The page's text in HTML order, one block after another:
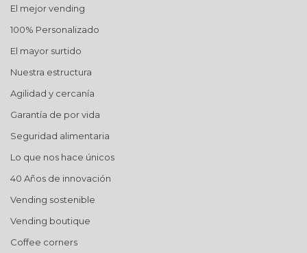
El mejor vending
100% Personalizado
El mayor surtido
Nuestra estructura
Agilidad y cercanía
Garantía de por vida
Seguridad alimentaria
Lo que nos hace únicos
40 Años de innovación
Vending sostenible
Vending boutique
Coffee corners